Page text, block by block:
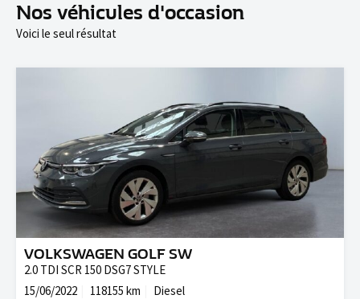
Nos véhicules d'occasion
Voici le seul résultat
VOLKSWAGEN GOLF SW
2.0 TDI SCR 150 DSG7 STYLE
15/06/2022
118155 km Diesel